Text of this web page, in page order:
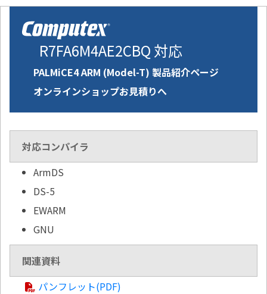
R7FA6M4AE2CBQ 対応
PALMiCE4 ARM (Model-T) 製品紹介ページ
オンラインショップお見積りへ
対応コンパイラ
ArmDS
DS-5
EWARM
GNU
関連資料
パンフレット(PDF)